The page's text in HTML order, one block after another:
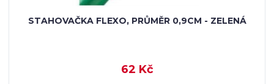
STAHOVAČKA FLEXO, PRŮMĚR 0,9CM - ZELENÁ
62 Kč